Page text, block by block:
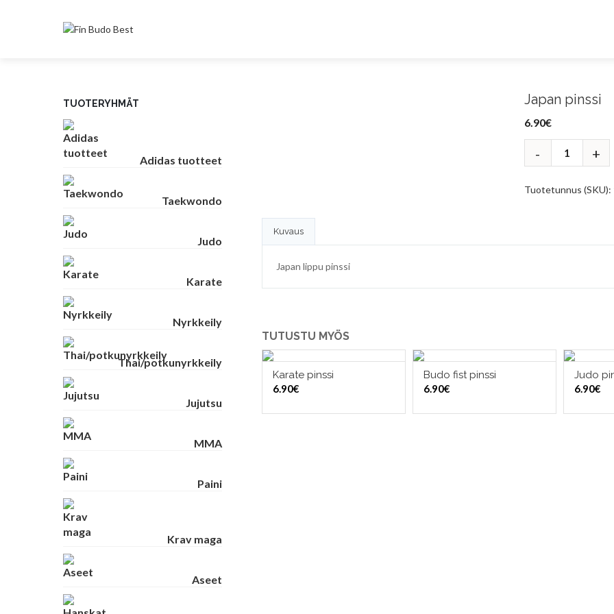
Japan pinssi
6.90€
Tuotetunnus (SKU):
Kuvaus
Japan lippu pinssi
TUTUSTU MYÖS
LISÄÄ OSTOSKORIIN
Karate pinssi
6.90€
LISÄÄ OSTOSKORIIN
Budo fist pinssi
6.90€
Judo
6.90€
TUOTERYHMÄT
Adidas tuotteet
Taekwondo
Judo
Karate
Nyrkkeily
Thai/potkunyrkkeily
Jujutsu
MMA
Paini
Krav maga
Aseet